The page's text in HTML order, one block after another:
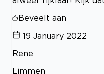
Beveelt aan
19 January 2022
Rene
Limmen